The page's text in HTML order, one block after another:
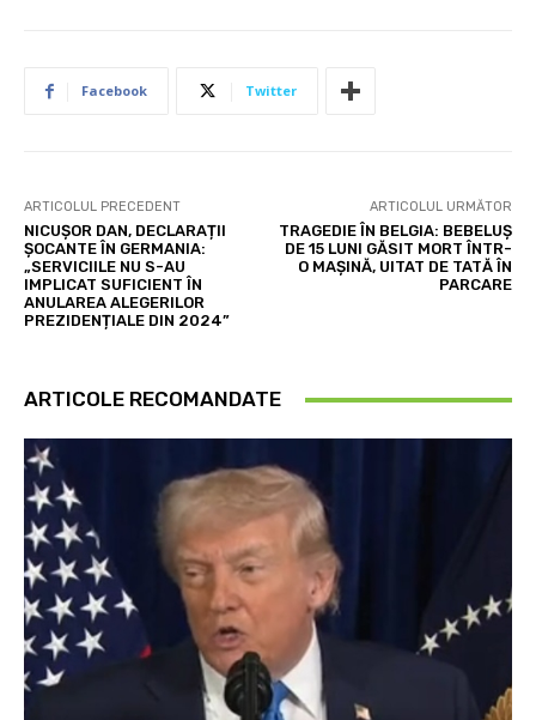
Facebook Twitter
ARTICOLUL PRECEDENT
NICUȘOR DAN, DECLARAȚII
ȘOCANTE ÎN GERMANIA:
„SERVICIILE NU S-AU
IMPLICAT SUFICIENT ÎN
ANULAREA ALEGERILOR
PREZIDENȚIALE DIN 2024”
ARTICOLUL URMĂTOR
TRAGEDIE ÎN BELGIA: BEBELUȘ
DE 15 LUNI GĂSIT MORT ÎNTR-
O MAȘINĂ, UITAT DE TATĂ ÎN
PARCARE
ARTICOLE RECOMANDATE